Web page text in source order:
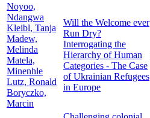
Noyoo,
Ndangwa
Kleibl, Tanja
Madew,
Melinda
Matela,
Minenhle
Lutz, Ronald
Boryczko,
Marcin
Will the Welcome ever
Run Dry?
Interrogating the
Hierarchy of Human
Categories - The Case
of Ukrainian Refugees
in Europe